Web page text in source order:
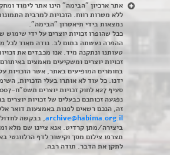
אתר ארכיון "הבימה" הינו אתר לימוד
ללא מטרות רווח. הזכויות למרבית
נמצאות בידי תיאטרון "הבימה".
ככל שהופרו זכויות יוצרים על ידי שימוש
ההפרה נעשתה בתום לב. נודה מאוד לכל
טעותנו ונתקנה מיד. אנו מכבדים את
זכויות יוצרים ומשקיעים מאמצים
בחומרים המופיעים באתר, אשר הזכויות
ידנו. כל עוד לא אותרו בעלי הזכויות,
נפגעה זכותכם כבעלים של זכויות יוצרים
זה, הנכם רשאים לפנות באמצעות דואר
archive@habima.org.il, בבקשה
ביצירה/מתן קרדיט. אנא ציינו שם מלא
תצרפו צילום מסך וקישור לדף הרלוונטי
לתקן את הדבר. תודה רבה.